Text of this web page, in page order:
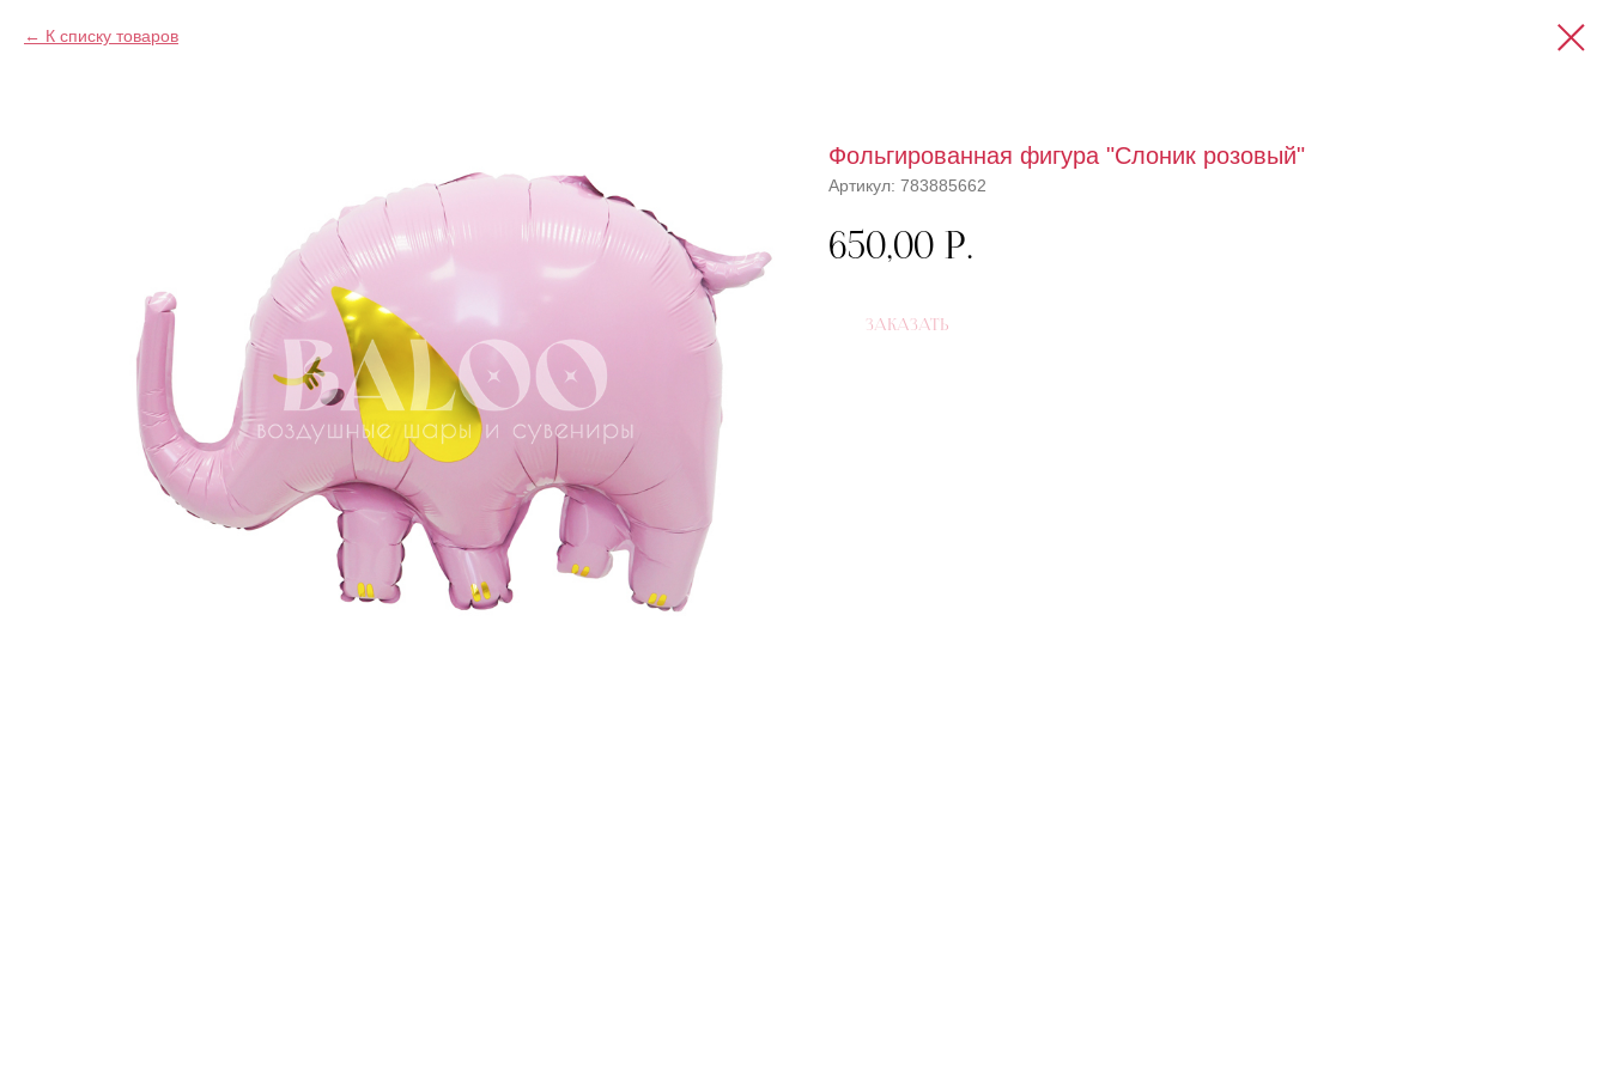
К списку товаров
Фольгированная фигура "Слоник розовый"
Артикул: 783885662
650,00 р.
ЗАКАЗАТЬ